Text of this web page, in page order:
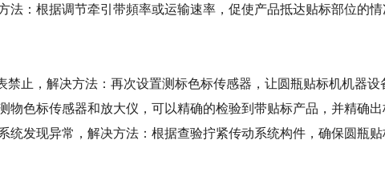
法：根据调节牵引带頻率或运输速率，促使产品抵达贴标部位的情
禁止，解决方法：再次设置测标色标传感器，让圆瓶贴标机机器设
物色标传感器和放大仪，可以精确的检验到带贴标产品，并精确出
统发现异常，解决方法：根据查验拧紧传动系统构件，确保圆瓶